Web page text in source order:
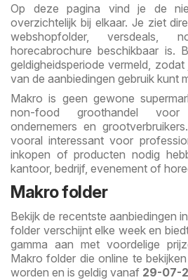
Op deze pagina vind je de
overzichtelijk bij elkaar. Je ziet
webshopfolder,
horecabrochure beschikbaar is.
geldigheidsperiode vermeld,
van de aanbiedingen gebruik kunt
Makro is geen gewone
non-food groothandel voor
ondernemers en
vooral interessant voor
inkopen of producten nodig
kantoor, bedrijf, evenement of
Makro folder
Bekijk de recentste aanbiedingen
folder verschijnt elke week en
gamma aan met voordelige
Makro folder die online te
worden en is geldig vanaf 29-07-